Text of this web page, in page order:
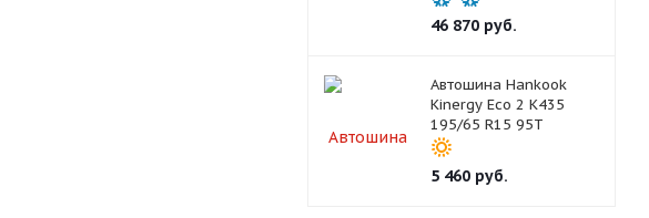
46 870руб.
Автошина Hankook
Kinergy Eco 2 K435
195/65 R15 95T
5 460руб.